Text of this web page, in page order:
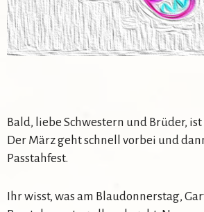
Bald, liebe Schwestern und Brüder,
Der März geht schnell vorbei und
Passtahfest.
Ihr wisst, was am Blaudonnerstag,